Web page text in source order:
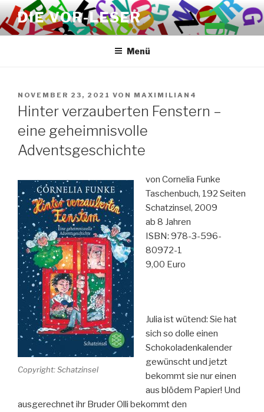
Zum
Inhalt
springen
DIE VOR-LESER
Menü
VERÖFFENTLICHT
AM
NOVEMBER 23, 2021 VON MAXIMILIAN4
Hinter verzauberten Fenstern –
eine geheimnisvolle
Adventsgeschichte
Copyright: Schatzinsel
von Cornelia Funke
Taschenbuch, 192 Seiten
Schatzinsel, 2009
ab 8 Jahren
ISBN: 978-3-596-
80972-1
9,00 Euro
Julia ist wütend: Sie hat
sich so dolle einen
Schokoladenkalender
gewünscht und jetzt
bekommt sie nur einen
aus blödem Papier! Und
ausgerechnet ihr Bruder Olli bekommt den